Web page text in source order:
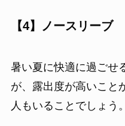
【4】ノースリーブ
暑い夏に快適に過ごせ
が、露出度が高いこと
人もいることでしょう。